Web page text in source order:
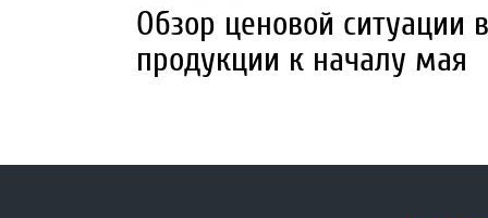
Обзор ценовой ситуации
продукции к началу мая